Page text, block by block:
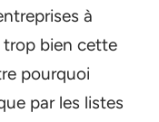
à
bien cette
pourquoi
par les listes